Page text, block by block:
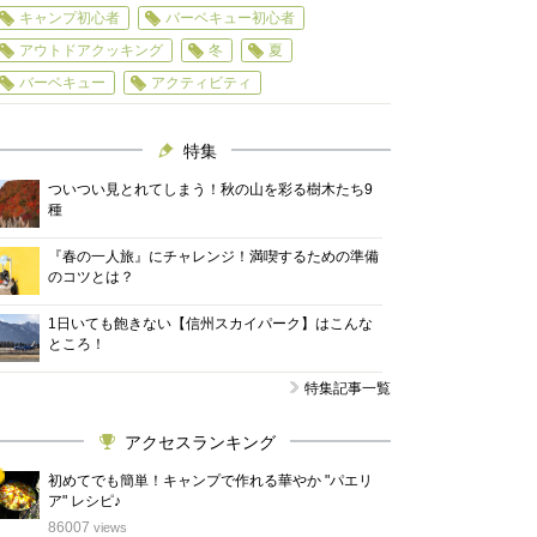
キャンプ初心者
バーベキュー初心者
アウトドアクッキング
冬
夏
バーベキュー
アクティビティ
特集
ついつい見とれてしまう！秋の山を彩る樹木たち9
種
『春の一人旅』にチャレンジ！満喫するための準備
のコツとは？
1日いても飽きない【信州スカイパーク】はこんな
ところ！
特集記事一覧
アクセスランキング
初めてでも簡単！キャンプで作れる華やか "パエリ
ア" レシピ♪
86007 views